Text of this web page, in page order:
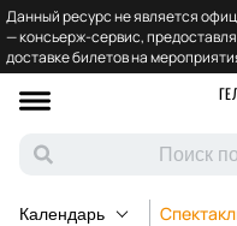
Данный ресурс не является
— консьерж-сервис,
доставке билетов на
Календарь